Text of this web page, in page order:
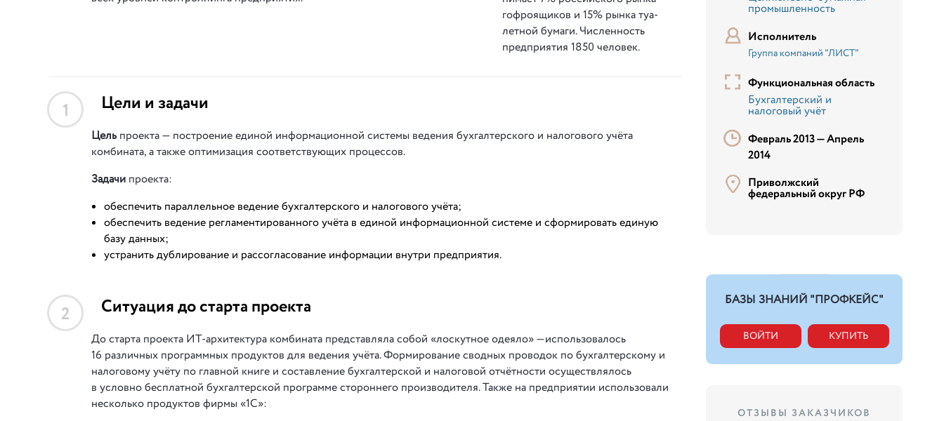
го­ф­ро­я­щи­ков и 15% рын­ка ту­а­
лет­ной бу­ма­ги. Чи­с­лен­ность
пред­при­я­тия 1850 че­ло­век.
1 Цели и задачи
Цельпроекта — построение единой информационной системы ведения бухгалтерского и налогового учёта
комбината, а также оптимизация соответствующих процессов.
Задачи проекта:
обеспечить параллельное ведение бухгалтерского и налогового учёта;
обеспечить ведение регламентированного учёта в единой информационной системе и сформировать единую
базу данных;
устранить дублирование и рассогласование информации внутри предприятия.
2 Ситуация до старта проекта
До старта проекта ИТ-архитектура комбината представляла собой «лоскутное одеяло» —использовалось
16 различных программных продуктов для ведения учёта. Формирование сводных проводок по бухгалтерскому и
налоговому учёту по главной книге и составление бухгалтерской и налоговой отчётности осуществлялось
в условно бесплатной бухгалтерской программе стороннего производителя. Также на предприятии использовали
несколько продуктов фирмы «1С»:
промышленность
Исполнитель
Группа компаний "ЛИСТ"
Функциональная область
Бухгалтерский и
налоговый учёт
Февраль 2013 —Апрель
2014
Приволжский
федеральный округ РФ
БАЗЫ ЗНАНИЙ "ПРОФКЕЙС"
ВОЙТИ КУПИТЬ
ОТЗЫВЫ ЗАКАЗЧИКОВ